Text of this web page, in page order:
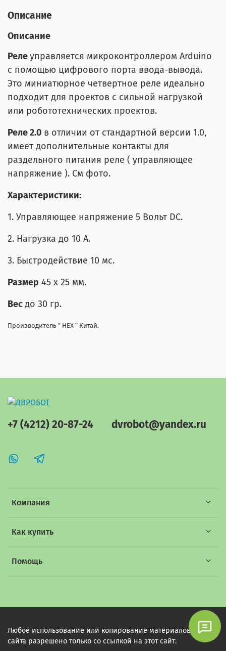
Описание
Описание
Релеуправляется микроконтроллером Arduino
c помощью цифрового порта ввода-вывода.
Это миниатюрное четвертное реле идеально
подходит для проектов с сильной нагрузкой
или робототехнических проектов.
Реле 2.0 в отличии от стандартной версии 1.0,
имеет дополнительные контакты для
раздельного питания реле ( управляющее
напряжение ). См фото.
Характеристики:
1. Управляющее напряжение 5 Вольт DC.
2. Нагрузка до 10 А.
3. Быстродействие 10 мс.
Размер 45 х 25 мм.
Весдо 30 гр.
Производитель ” HEX “ Китай.
Компания
Как купить
Помощь
+7 (4212) 20-87-24 dvrobot@yandex.ru
Любое использование или копирование материалов этого
сайта разрешено только со ссылкой на этот сайт.